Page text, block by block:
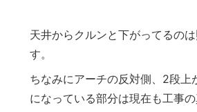
天井からクルンと下がってるの
す。
ちなみにアーチの反対側、2段上
になっている部分は現在も工事の